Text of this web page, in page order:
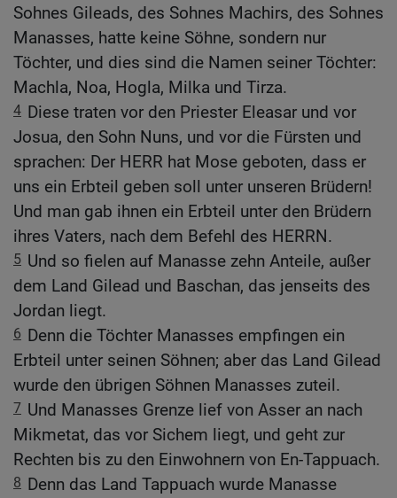
Sohnes Gileads, des Sohnes Machirs, des Sohnes
Manasses, hatte keine Söhne, sondern nur
Töchter, und dies sind die Namen seiner Töchter:
Machla, Noa, Hogla, Milka und Tirza.
4 Diese traten vor den Priester Eleasar und vor
Josua, den Sohn Nuns, und vor die Fürsten und
sprachen: Der HERR hat Mose geboten, dass er
uns ein Erbteil geben soll unter unseren Brüdern!
Und man gab ihnen ein Erbteil unter den Brüdern
ihres Vaters, nach dem Befehl des HERRN.
5 Und so fielen auf Manasse zehn Anteile, außer
dem Land Gilead und Baschan, das jenseits des
Jordan liegt.
6 Denn die Töchter Manasses empfingen ein
Erbteil unter seinen Söhnen; aber das Land Gilead
wurde den übrigen Söhnen Manasses zuteil.
7 Und Manasses Grenze lief von Asser an nach
Mikmetat, das vor Sichem liegt, und geht zur
Rechten bis zu den Einwohnern von En-Tappuach.
8 Denn das Land Tappuach wurde Manasse